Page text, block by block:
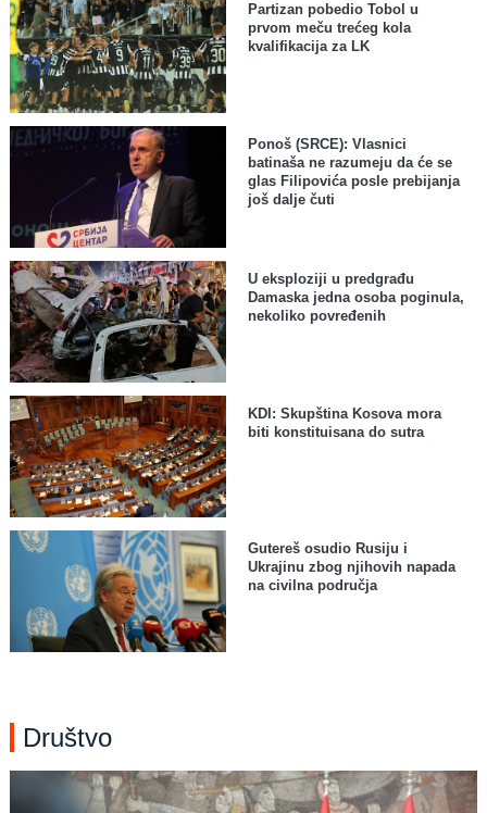
Partizan pobedio Tobol u
prvom meču trećeg kola
kvalifikacija za LK
Ponoš (SRCE): Vlasnici
batinaša ne razumeju da će se
glas Filipovića posle prebijanja
još dalje čuti
U eksploziji u predgrađu
Damaska jedna osoba poginula,
nekoliko povređenih
KDI: Skupština Kosova mora
biti konstituisana do sutra
Gutereš osudio Rusiju i
Ukrajinu zbog njihovih napada
na civilna područja
Društvo